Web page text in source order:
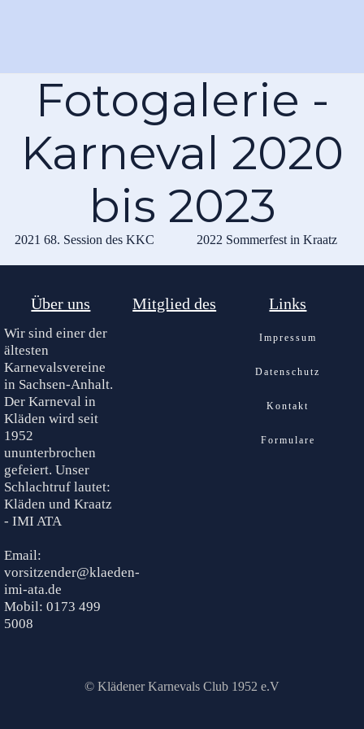
Fotogalerie -
Karneval 2020
bis 2023
2021 68. Session des KKC 2022 Sommerfest in Kraatz
Über uns
Wir sind einer der
ältesten
Karnevalsvereine
in Sachsen-Anhalt.
Der Karneval in
Kläden wird seit
1952
ununterbrochen
gefeiert. Unser
Schlachtruf lautet:
Kläden und Kraatz
- IMI ATA
Email:
vorsitzender@klaeden-
imi-ata.de
Mobil: 0173 499
5008
Mitglied des Links
Impressum
Datenschutz
Kontakt
Formulare
© Klädener Karnevals Club 1952 e.V